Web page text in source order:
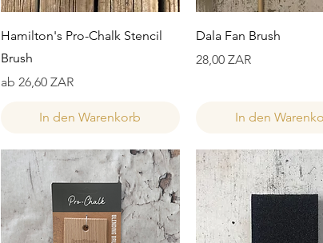
Schnellansicht
Hamilton's Pro-Chalk Stencil
Brush
ab 26,60 ZAR
Sale-Preis
In den Warenkorb
Schnellansicht
Dala Fan Brush
Preis
28,00 ZAR
In den